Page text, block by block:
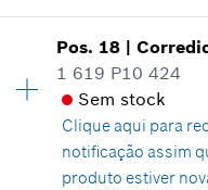
Adicionar
64,12 €*
*Recomendação
fabricante
Adicionar
Disponibilidade 1
Grupo de preço
Informações de
Comprovante de
Indicar na
Pos. 18 |
1 619 P10 424
Sem stock
Clique aqui para
notificação assim
produto estiver